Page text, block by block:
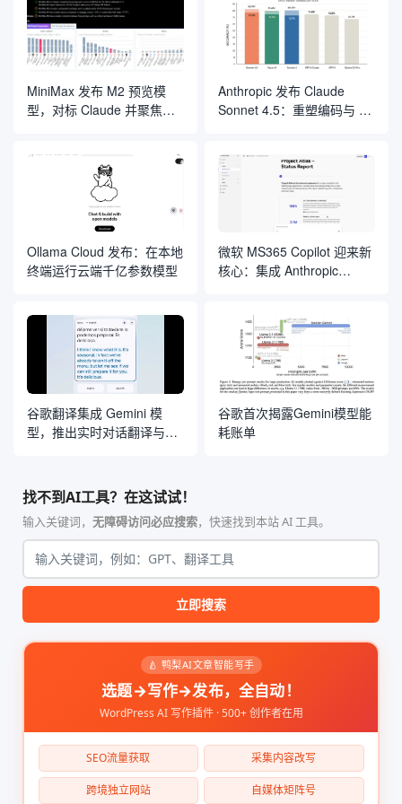
MiniMax 发布 M2 预览模
型，对标 Claude 并聚焦编
Anthropic 发布 Claude
Sonnet 4.5：重塑编码与 AI
Ollama Cloud 发布：在本地
终端运行云端千亿参数模型
微软 MS365 Copilot 迎来新
核心：集成 Anthropic
谷歌翻译集成 Gemini 模
型，推出实时对话翻译与定
谷歌首次揭露Gemini模型能
耗账单
找不到AI工具？在这试试！
输入关键词， 无障碍访问必应搜索，快速找到本站 AI 工具。
立即搜索
🍐 鸭梨AI文章智能写手
选题→写作→发布，全自动！
WordPress AI 写作插件 · 500+ 创作者在用
SEO流量获取 采集内容改写
跨境独立网站 自媒体矩阵号